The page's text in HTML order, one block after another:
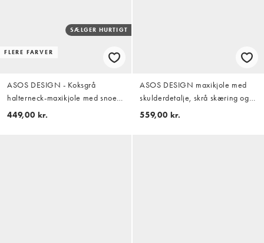
FLERE FARVER
SÆLGER HURTIGT
ASOS DESIGN - Koksgrå
halterneck-maxikjole med snoet
detalje ved brystet og bindebånd
449,00 kr.
ASOS DESIGN maxikjole med
skulderdetalje, skrå skæring og
asymmetrisk kant i sort
559,00 kr.